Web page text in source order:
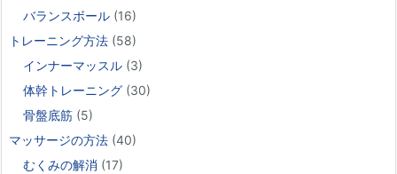
バランスボール (16)
トレーニング方法 (58)
インナーマッスル (3)
体幹トレーニング (30)
骨盤底筋 (5)
マッサージの方法 (40)
むくみの解消 (17)